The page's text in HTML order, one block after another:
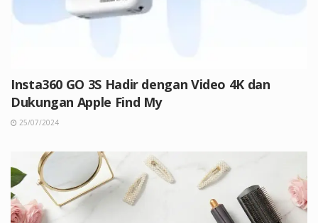
Insta360 GO 3S Hadir dengan Video 4K dan
Dukungan Apple Find My
25/07/2024